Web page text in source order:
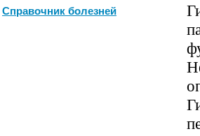
Справочник болезней